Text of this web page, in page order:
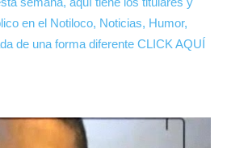
en el Notiloco, Noticias, Humor,
de una forma diferente CLICK AQUÍ